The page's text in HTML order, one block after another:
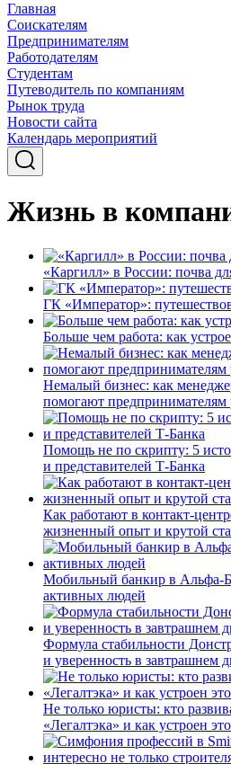
Главная
Соискателям
Предпринимателям
Работодателям
Студентам
Путеводитель по компаниям
Рынок труда
Новости сайта
Календарь мероприятий
Жизнь в
«Каргилл» в России: почва
ГК «Император»:
Больше чем работа: как
Немалый бизнес: как
помогают предпринимателям
Помощь не по скрипту: 5
и представителей Т-Банка
Как работают в контакт-
жизненный опыт и крутой
Мобильный банкир в Альфа-
активных людей
Формула стабильности
и уверенность в завтрашнем
Не только юристы: кто
«Легалтэка» и как устроен